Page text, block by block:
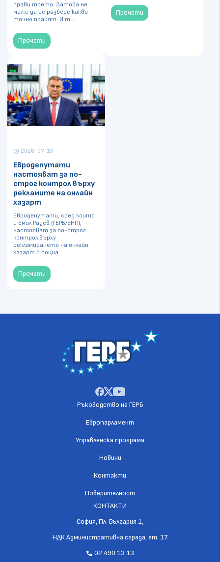
прави трето. Затова не
може да се разбере какво
точно правят. И т ...
Прочети
Прочети
schedule 2026-07-13
Евродепутати
настояват за по-
строг контрол върху
рекламите на онлайн
хазарт
Евродепутати, сред които
и Емил Радев (ГЕРБ/ЕНП),
настояват за по-строг
контрол върху
рекламирането на онлайн
хазарт в социа ...
Прочети
Ръководство на ГЕРБ
Европарламент
Управленска програма
Новини
Контакти
Поверителност
КОНТАКТИ
София, Пл. България 1,
НДК Административна сграда, ет. 17.
call 02 490 13 13